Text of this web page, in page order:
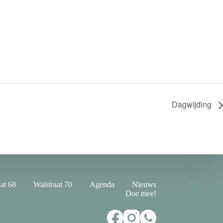
Dagwijding
68 Walstraat 70 Agenda
Nieuws
Doe mee!